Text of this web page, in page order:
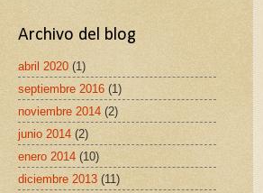
Archivo del blog
abril 2020 (1)
septiembre 2016 (1)
noviembre 2014 (2)
junio 2014 (2)
enero 2014 (10)
diciembre 2013 (11)